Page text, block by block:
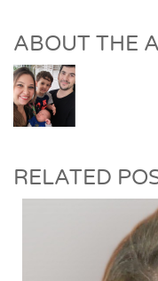
ABOUT THE
RELATED